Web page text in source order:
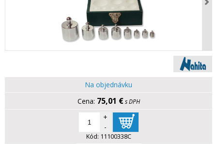
Na objednávku
75,01 € s DPH
+
-
Kód: 11100338C